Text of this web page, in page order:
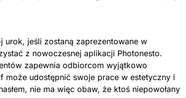
urok, jeśli zostaną zaprezentowane w
z nowoczesnej aplikacji Photonesto.
zapewnia odbiorcom wyjątkowo
może udostępnić swoje prace w estetyczny i
nie ma więc obaw, że ktoś niepowołany